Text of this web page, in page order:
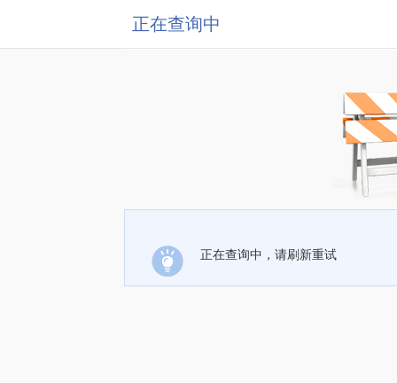
正在查询中
正在查询中，请刷新重试